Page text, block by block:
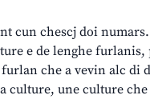
cun chescj doi
e de lenghe furlanis,
che a vevin alc di
culture, une culture